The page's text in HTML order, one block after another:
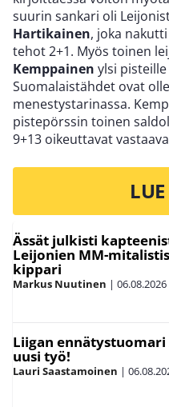
suurin sankari oli
Hartikainen, joka
tehot 2+1. Myös toinen
Kemppainen ylsi
Suomalaistähdet ovat
menestystarinassa.
pistepörssin toinen
9+13 oikeuttavat
Ässät julkisti
Leijonien MM-
kippari
Markus Nuutinen | 06.08.2026
Liigan
uusi työ!
Lauri Saastamoinen |